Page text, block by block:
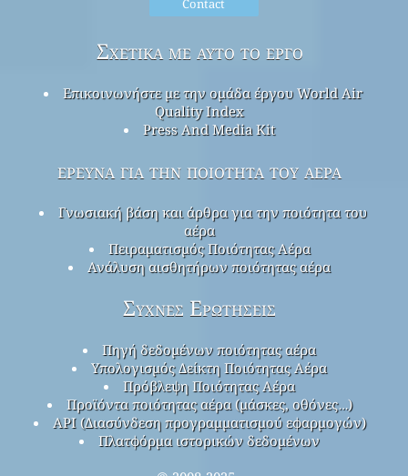
Contact
Σχετικά με αυτό το έργο
Επικοινωνήστε με την ομάδα έργου World Air
Quality Index
Press And Media Kit
έρευνα για την ποιότητα του αέρα
Γνωσιακή βάση και άρθρα για την ποιότητα του
αέρα
Πειραματισμός Ποιότητας Αέρα
Ανάλυση αισθητήρων ποιότητας αέρα
Συχνές Ερωτήσεις
Πηγή δεδομένων ποιότητας αέρα
Υπολογισμός Δείκτη Ποιότητας Αέρα
Πρόβλεψη Ποιότητας Αέρα
Προϊόντα ποιότητας αέρα (μάσκες, οθόνες…)
API (Διασύνδεση προγραμματισμού εφαρμογών)
Πλατφόρμα ιστορικών δεδομένων